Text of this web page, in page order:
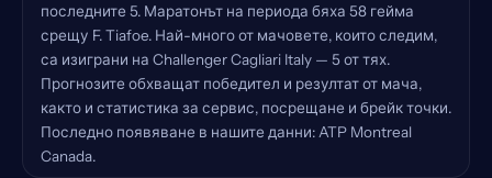
последните 5. Маратонът на периода бяха 58 гейма
срещу F. Tiafoe. Най-много от мачовете, които следим,
са изиграни на Challenger Cagliari Italy — 5 от тях.
Прогнозите обхващат победител и резултат от мача,
както и статистика за сервис, посрещане и брейк точки.
Последно появяване в нашите данни: ATP Montreal
Canada.